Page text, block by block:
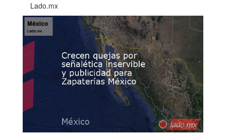
Lado.mx